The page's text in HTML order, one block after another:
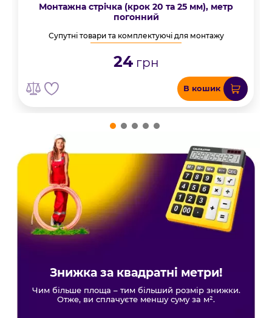
Монтажна стрічка (крок 20 та 25 мм), метр
погонний
Супутні товари та комплектуючі для монтажу
24грн
В кошик
Знижка за квадратні метри!
Чим більше площа – тим більший розмір знижки.
Отже, ви сплачуєте меншу суму за м².